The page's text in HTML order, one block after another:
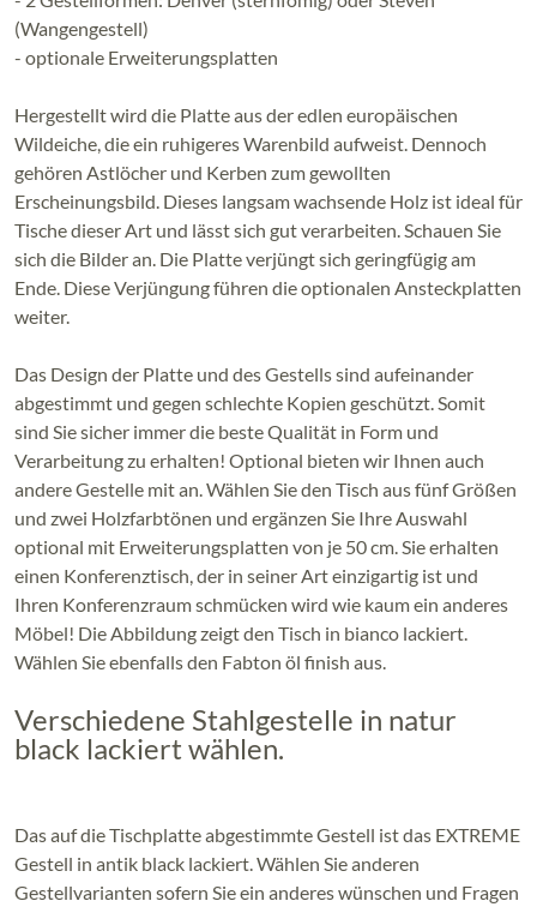
(Wangengestell)
- optionale Erweiterungsplatten
Hergestellt wird die Platte aus der edlen europäischen
Wildeiche, die ein ruhigeres Warenbild aufweist. Dennoch
gehören Astlöcher und Kerben zum gewollten
Erscheinungsbild. Dieses langsam wachsende Holz ist ideal für
Tische dieser Art und lässt sich gut verarbeiten. Schauen Sie
sich die Bilder an. Die Platte verjüngt sich geringfügig am
Ende. Diese Verjüngung führen die optionalen Ansteckplatten
weiter.
Das Design der Platte und des Gestells sind aufeinander
abgestimmt und gegen schlechte Kopien geschützt. Somit
sind Sie sicher immer die beste Qualität in Form und
Verarbeitung zu erhalten! Optional bieten wir Ihnen auch
andere Gestelle mit an. Wählen Sie den Tisch aus fünf Größen
und zwei Holzfarbtönen und ergänzen Sie Ihre Auswahl
optional mit Erweiterungsplatten von je 50 cm. Sie erhalten
einen Konferenztisch, der in seiner Art einzigartig ist und
Ihren Konferenzraum schmücken wird wie kaum ein anderes
Möbel! Die Abbildung zeigt den Tisch in bianco lackiert.
Wählen Sie ebenfalls den Fabton öl finish aus.
Verschiedene Stahlgestelle in natur
black lackiert wählen.
Das auf die Tischplatte abgestimmte Gestell ist das EXTREME
Gestell in antik black lackiert. Wählen Sie anderen
Gestellvarianten sofern Sie ein anderes wünschen und Fragen